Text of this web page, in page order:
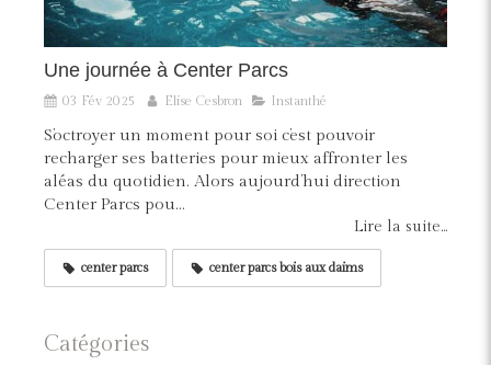
Une journée à Center Parcs
03 Fév 2025 Elise Cesbron Instanthé
S’octroyer un moment pour soi c’est pouvoir
recharger ses batteries pour mieux affronter les
aléas du quotidien. Alors aujourd’hui direction
Center Parcs pou...
Lire la suite...
center parcs center parcs bois aux daims
Catégories